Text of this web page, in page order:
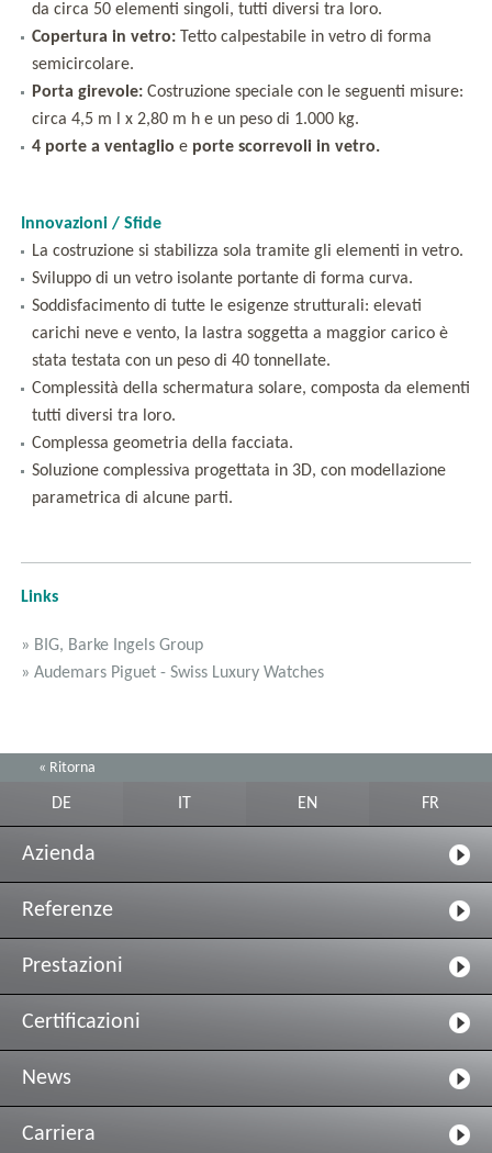
da circa 50 elementi singoli, tutti diversi tra loro.
Copertura in vetro: Tetto calpestabile in vetro di forma
semicircolare.
Porta girevole: Costruzione speciale con le seguenti misure:
circa 4,5 m l x 2,80 m h e un peso di 1.000 kg.
4 porte a ventaglio e porte scorrevoli in vetro.
Innovazioni / Sfide
La costruzione si stabilizza sola tramite gli elementi in vetro.
Sviluppo di un vetro isolante portante di forma curva.
Soddisfacimento di tutte le esigenze strutturali: elevati
carichi neve e vento, la lastra soggetta a maggior carico è
stata testata con un peso di 40 tonnellate.
Complessità della schermatura solare, composta da elementi
tutti diversi tra loro.
Complessa geometria della facciata.
Soluzione complessiva progettata in 3D, con modellazione
parametrica di alcune parti.
Links
» BIG, Barke Ingels Group
» Audemars Piguet - Swiss Luxury Watches
« Ritorna
DE EN FR
Azienda
Referenze
Prestazioni
Certificazioni
News
Carriera